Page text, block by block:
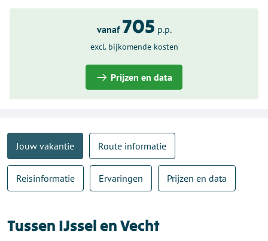
vanaf 705 p.p.
excl. bijkomende kosten
Prijzen en data
Jouw vakantie Route informatie
Reisinformatie Ervaringen Prijzen en data
Tussen IJssel en Vecht